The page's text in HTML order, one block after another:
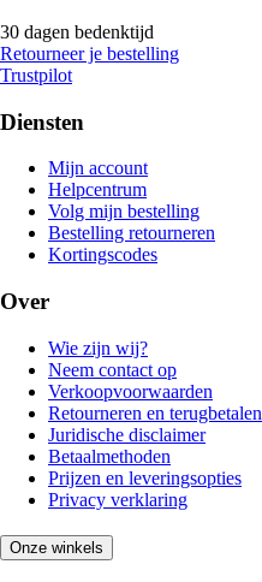
30 dagen bedenktijd
Retourneer je bestelling
Trustpilot
Diensten
Mijn account
Helpcentrum
Volg mijn bestelling
Bestelling retourneren
Kortingscodes
Over
Wie zijn wij?
Neem contact op
Verkoopvoorwaarden
Retourneren en terugbetalen
Juridische disclaimer
Betaalmethoden
Prijzen en leveringsopties
Privacy verklaring
Onze winkels